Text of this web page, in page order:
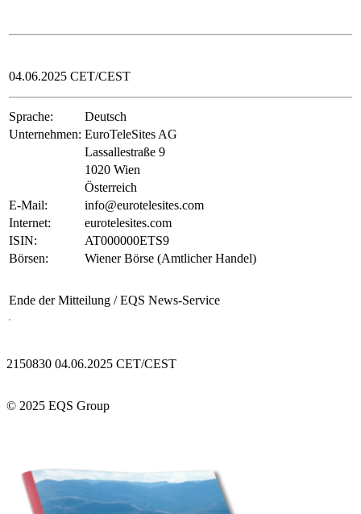
04.06.2025 CET/CEST
Sprache:
Deutsch
Unternehmen: EuroTeleSites AG
Lassallestraße 9
1020 Wien
Österreich
E-Mail:
info@eurotelesites.com
Internet:
eurotelesites.com
ISIN:
AT000000ETS9
Börsen:
Wiener Börse (Amtlicher Handel)
Ende der Mitteilung / EQS News-Service
2150830 04.06.2025 CET/CEST
© 2025 EQS Group